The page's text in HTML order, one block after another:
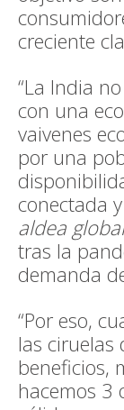
creciente
“La India
con una
vaivenes
por una
conectada
aldea global
tras la
demanda
“Por eso,
las ciruelas
beneficios,
hacemos 3